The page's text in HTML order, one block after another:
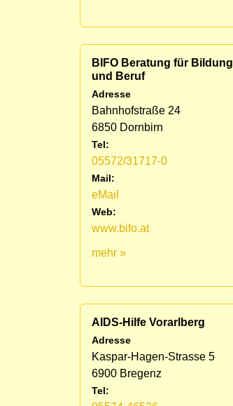
BIFO Beratung für Bildung
und Beruf
Adresse
Bahnhofstraße 24
6850 Dornbirn
Tel:
05572/31717-0
Mail:
eMail
Web:
www.bifo.at
mehr »
AIDS-Hilfe Vorarlberg
Adresse
Kaspar-Hagen-Strasse 5
6900 Bregenz
Tel: